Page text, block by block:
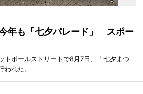
年も「七夕パレード」 スポー
トボールストリートで8月7日、「七夕まつ
われた。